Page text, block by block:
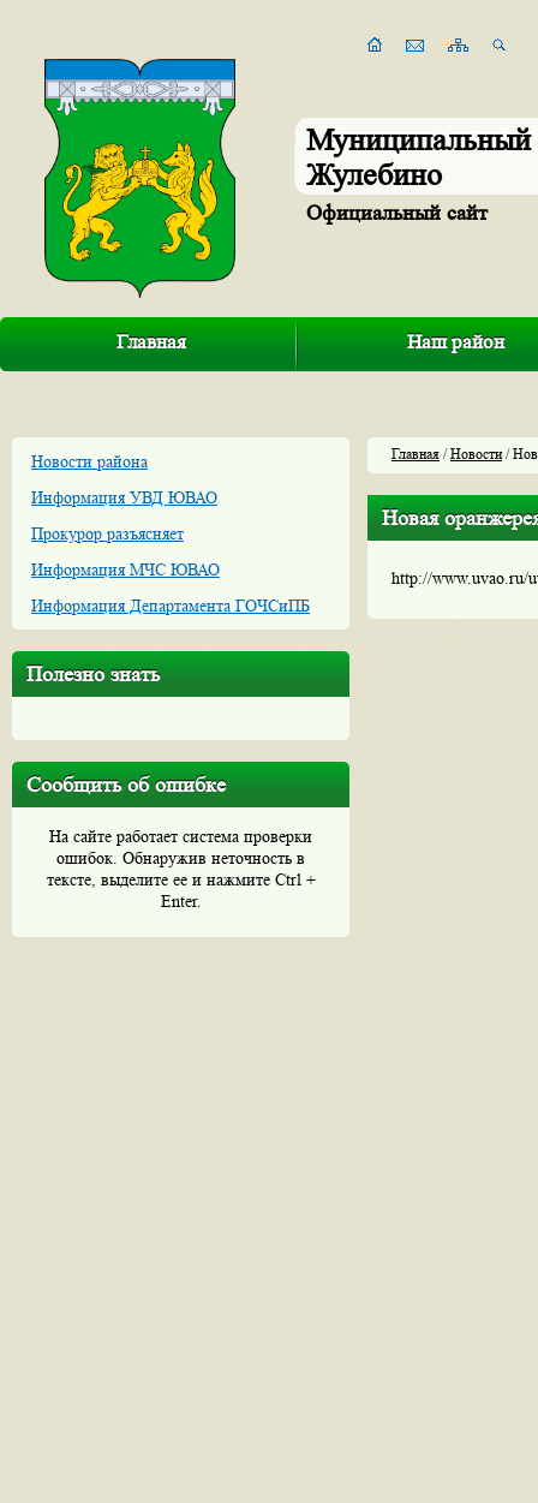
Муниципальный
Жулебино
Официальный сайт
Главная Наш район
Новости района
Информация УВД ЮВАО
Прокурор разъясняет
Информация МЧС ЮВАО
Информация Департамента ГОЧСиПБ
Полезно знать
Сообщить об ошибке
На сайте работает система проверки
ошибок. Обнаружив неточность в
тексте, выделите ее и нажмите Ctrl +
Enter.
Главная /Новости/
Новая
http://www.uvao.ru/